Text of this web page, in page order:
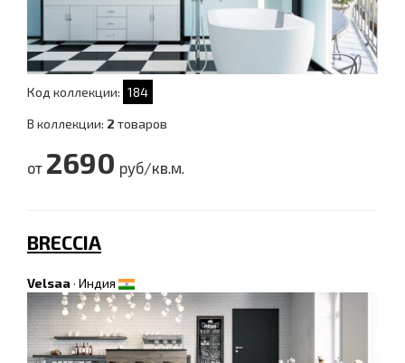
Код коллекции: 184
В коллекции: 2 товаров
от 2690 руб/кв.м.
BRECCIA
Velsaa · Индия